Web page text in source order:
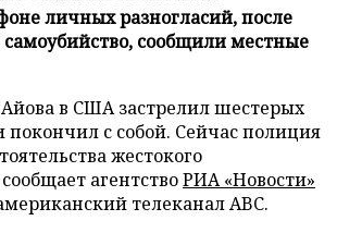
личных разногласий, после
сообщили местные
в США застрелил шестерых
покончил с собой. Сейчас полиция
жестокого
агентствоРИА «Новости»
телеканал ABC.